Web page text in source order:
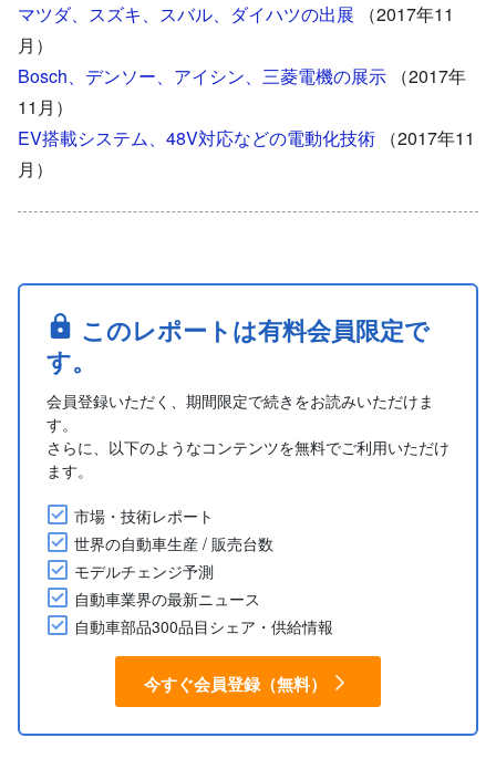
マツダ、スズキ、スバル、ダイハツの出展 （2017年11
月）
Bosch、デンソー、アイシン、三菱電機の展示 （2017年
11月）
EV搭載システム、48V対応などの電動化技術
（2017年11
月）
このレポートは有料会員限定で
す。
会員登録いただく、期間限定で続きをお読みいただけま
す。
さらに、以下のようなコンテンツを無料でご利用いただけ
ます。
市場・技術レポート
世界の自動車生産 / 販売台数
モデルチェンジ予測
自動車業界の最新ニュース
自動車部品300品目シェア・供給情報
今すぐ会員登録（無料）